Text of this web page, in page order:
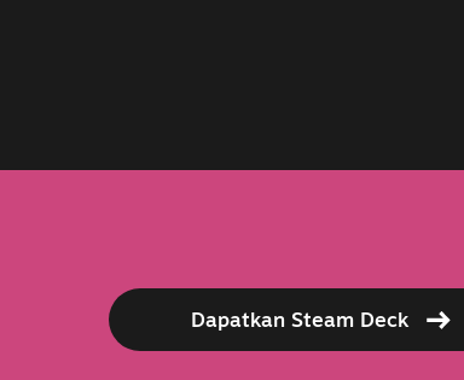
Dapatkan Steam Deck